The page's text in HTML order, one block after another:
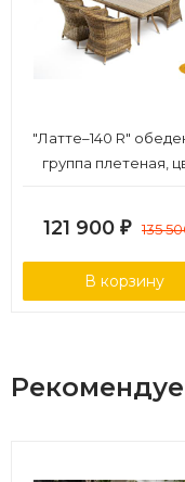
"Латте–140 R"
группа плетеная,
121 900 ₽ 135
В корзину